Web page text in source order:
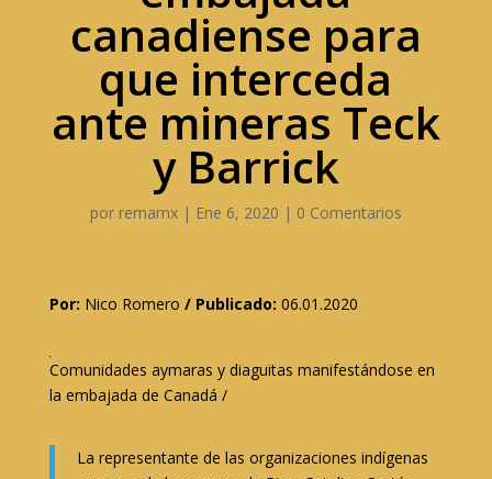
canadiense para
que interceda
ante mineras Teck
y Barrick
por remamx| Ene 6, 2020 | 0 Comentarios
Por: Nico Romero / Publicado: 06.01.2020
Comunidades aymaras y diaguitas manifestándose en
la embajada de Canadá /
La representante de las organizaciones indígenas